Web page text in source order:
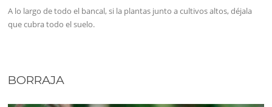
A lo largo de todo el bancal, si la plantas junto a cultivos altos, déjala
que cubra todo el suelo.
BORRAJA